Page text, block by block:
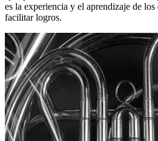
es la experiencia y el aprendizaje de
facilitar logros.